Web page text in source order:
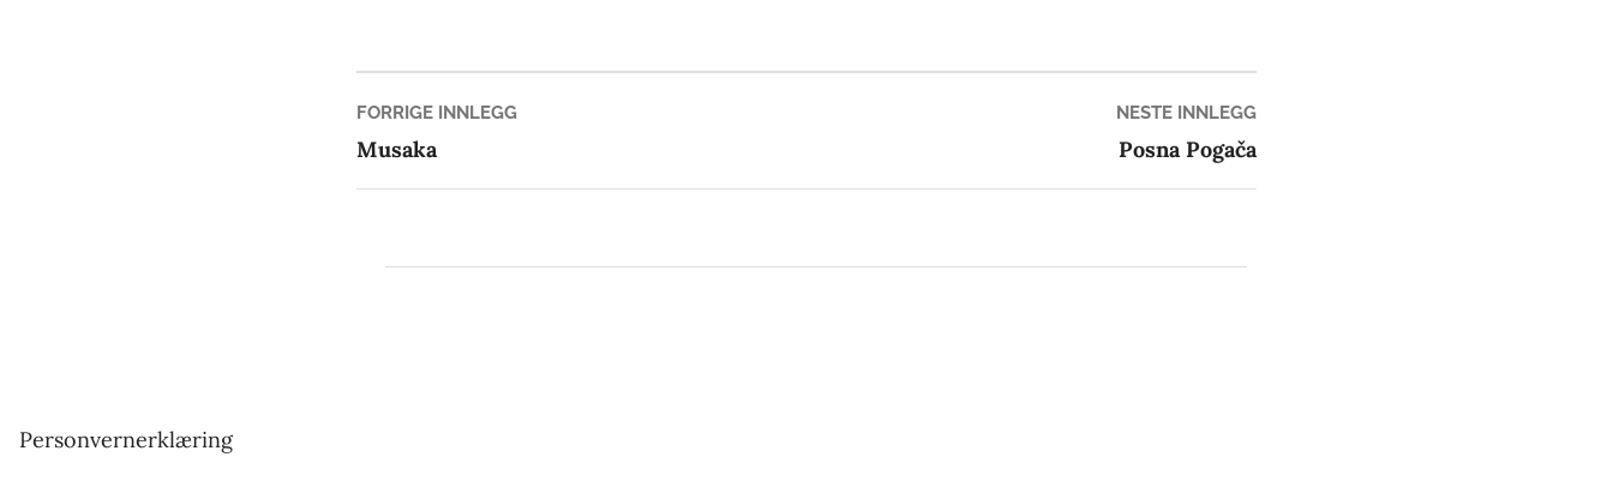
Innleggsnavigasjon
FORRIGE INNLEGGForrige
Musaka
NESTE INNLEGGNeste
innlegg:
Posna Pogača
Personvernerklæring